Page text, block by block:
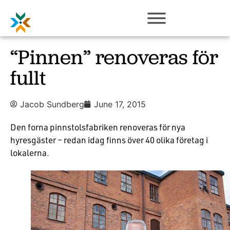
“Pinnen” renoveras för
fullt
Jacob Sundberg June 17, 2015
Den forna pinnstolsfabriken renoveras för nya
hyresgäster – redan idag finns över 40 olika företag i
lokalerna.